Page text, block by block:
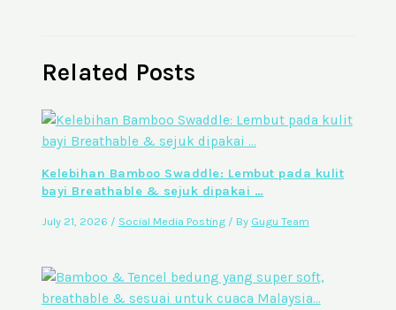
Related Posts
Kelebihan Bamboo Swaddle: Lembut pada kulit
bayi Breathable & sejuk dipakai …
July 21, 2026 / Social Media Posting/ By Gugu Team